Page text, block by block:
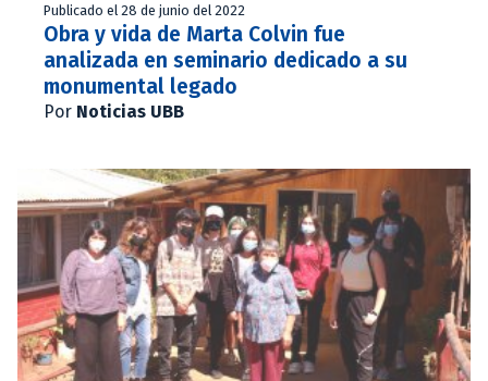
Publicado el 28 de junio del 2022
Obra y vida de Marta Colvin fue
analizada en seminario dedicado a su
monumental legado
Por Noticias UBB